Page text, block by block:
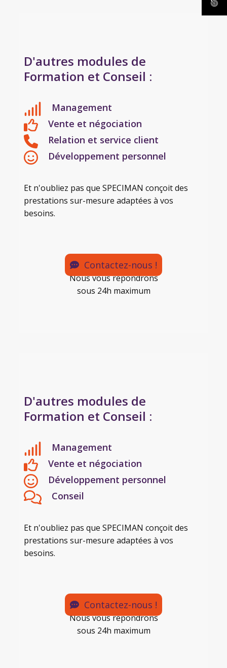
D'autres modules de
Formation et Conseil :
Management
Vente et négociation
Relation et service client
Développement personnel
Et n'oubliez pas que SPECIMAN conçoit des
prestations sur-mesure adaptées à vos
besoins.
Contactez-nous !
Nous vous répondrons
sous 24h maximum
D'autres modules de
Formation et Conseil :
Management
Vente et négociation
Développement personnel
Conseil
Et n'oubliez pas que SPECIMAN conçoit des
prestations sur-mesure adaptées à vos
besoins.
Contactez-nous !
Nous vous répondrons
sous 24h maximum